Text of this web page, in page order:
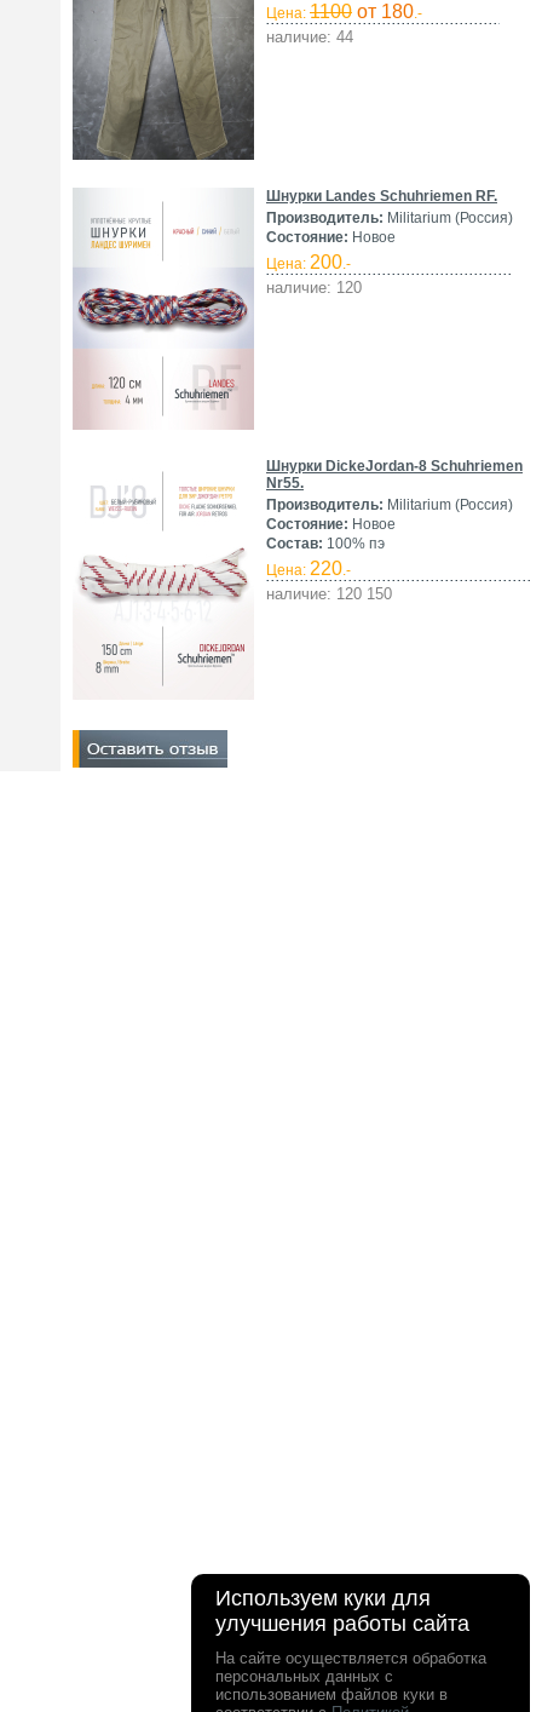
Цена: 1100 от 180.-
наличие: 44
Шнурки Landes Schuhriemen RF.
Производитель: Militarium (Россия)
Состояние: Новое
Цена: 200.-
наличие: 120
Шнурки DickeJordan-8 Schuhriemen
Nr55.
Производитель: Militarium (Россия)
Состояние: Новое
Состав: 100% пэ
Цена: 220.-
наличие: 120 150
Используем куки для
улучшения работы сайта
На сайте осуществляется обработка
персональных данных с
использованием файлов куки в